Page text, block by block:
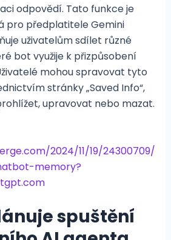
odpovědí. Tato funkce je
pro předplatitele Gemini
uživatelům sdílet různé
bot využije k přizpůsobení
mohou spravovat tyto
stránky „Saved Info“,
upravovat nebo mazat.
2024/11/19/24300709/
memory?
spuštění